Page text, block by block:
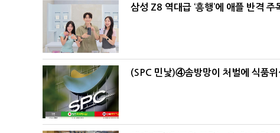
삼성 Z8 역대급 ‘흥행’에 애플 반격 주
(SPC 민낯)④솜방망이 처벌에 식품위